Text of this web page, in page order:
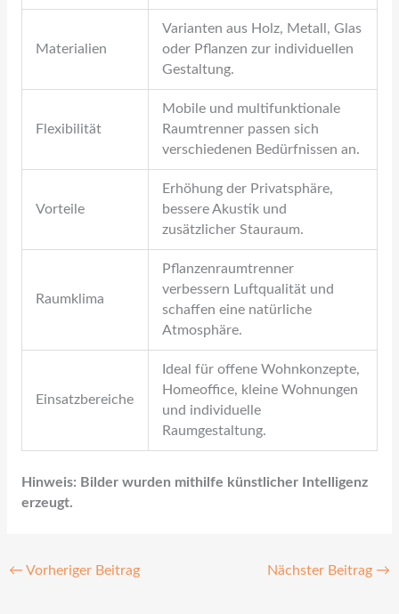
Materialien
Varianten aus Holz, Metall, Glas
oder Pflanzen zur individuellen
Gestaltung.
Flexibilität
Mobile und multifunktionale
Raumtrenner passen sich
verschiedenen Bedürfnissen an.
Vorteile
Erhöhung der Privatsphäre,
bessere Akustik und
zusätzlicher Stauraum.
Raumklima
Pflanzenraumtrenner
verbessern Luftqualität und
schaffen eine natürliche
Atmosphäre.
Einsatzbereiche
Ideal für offene Wohnkonzepte,
Homeoffice, kleine Wohnungen
und individuelle
Raumgestaltung.
Hinweis: Bilder wurden mithilfe künstlicher Intelligenz
erzeugt.
← Vorheriger Beitrag Nächster Beitrag →